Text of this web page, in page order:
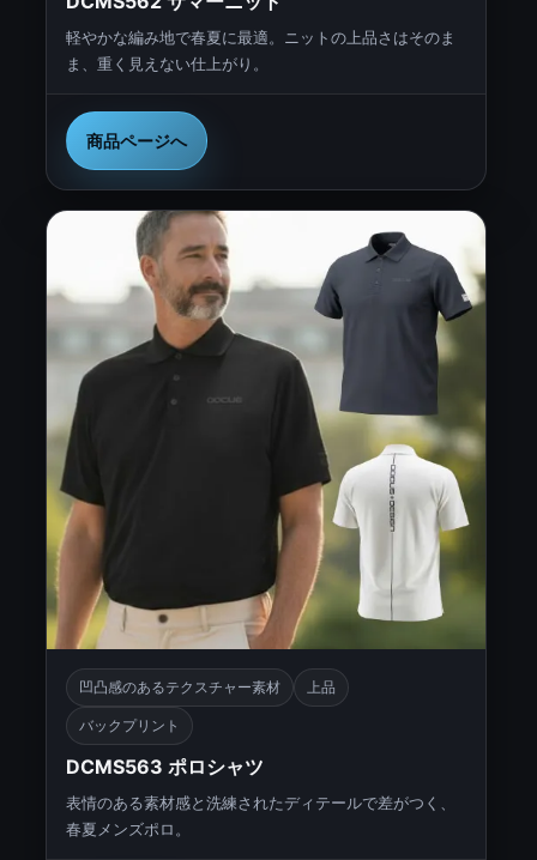
軽やかな編み地で春夏に最適。ニットの上品さはそのま
ま、重く見えない仕上がり。
商品ページへ
凹凸感のあるテクスチャー素材 上品
バックプリント
DCMS563 ポロシャツ
表情のある素材感と洗練されたディテールで差がつく、
春夏メンズポロ。